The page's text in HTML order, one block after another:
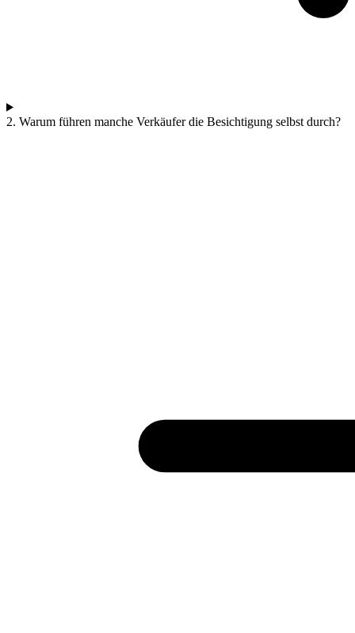
2. Warum führen manche Verkäufer die Besichtigung selbst durch?